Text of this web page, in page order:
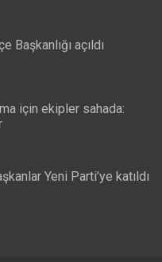
Başkanlığı açıldı
için ekipler sahada:
Yeni Parti’ye katıldı